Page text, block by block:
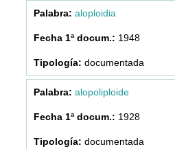
aloploidia
1948
documentada
alopoliploide
1928
documentada